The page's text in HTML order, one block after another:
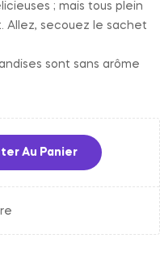
; mais tous plein
Allez, secouez le sachet
sont sans arôme
Au Panier